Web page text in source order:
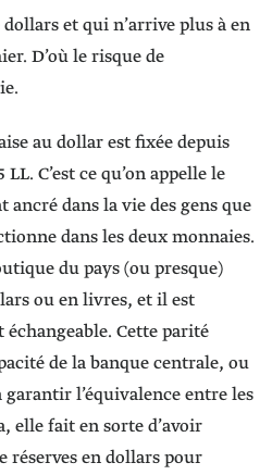
et qui n’arrive plus à en
D’où le risque de
au dollar est fixée depuis
LL. C’est ce qu’on appelle le
dans la vie des gens que
dans les deux monnaies.
du pays (ou presque)
ou en livres, et il est
Cette parité
de la banque centrale, ou
garantir l’équivalence entre les
elle fait en sorte d’avoir
en dollars pour